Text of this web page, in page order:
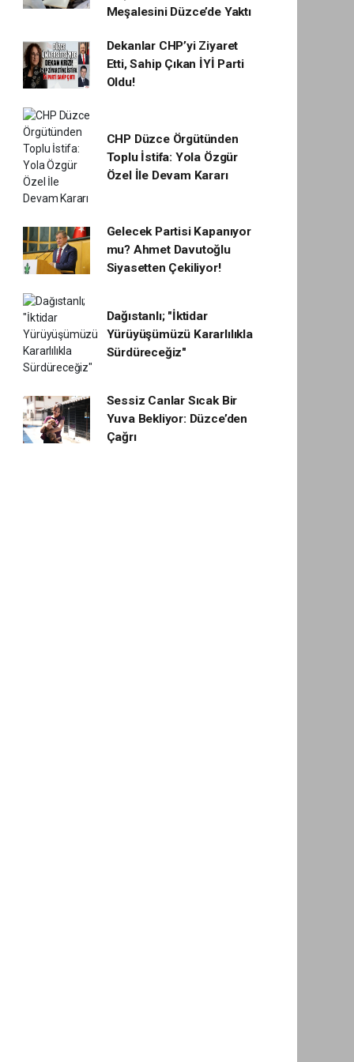
Meşalesini Düzce’de Yaktı
Dekanlar CHP’yi Ziyaret
Etti, Sahip Çıkan İYİ Parti
Oldu!
CHP Düzce Örgütünden
Toplu İstifa: Yola Özgür
Özel İle Devam Kararı
Gelecek Partisi Kapanıyor
mu? Ahmet Davutoğlu
Siyasetten Çekiliyor!
Dağıstanlı; "İktidar
Yürüyüşümüzü Kararlılıkla
Sürdüreceğiz"
Sessiz Canlar Sıcak Bir
Yuva Bekliyor: Düzce’den
Çağrı